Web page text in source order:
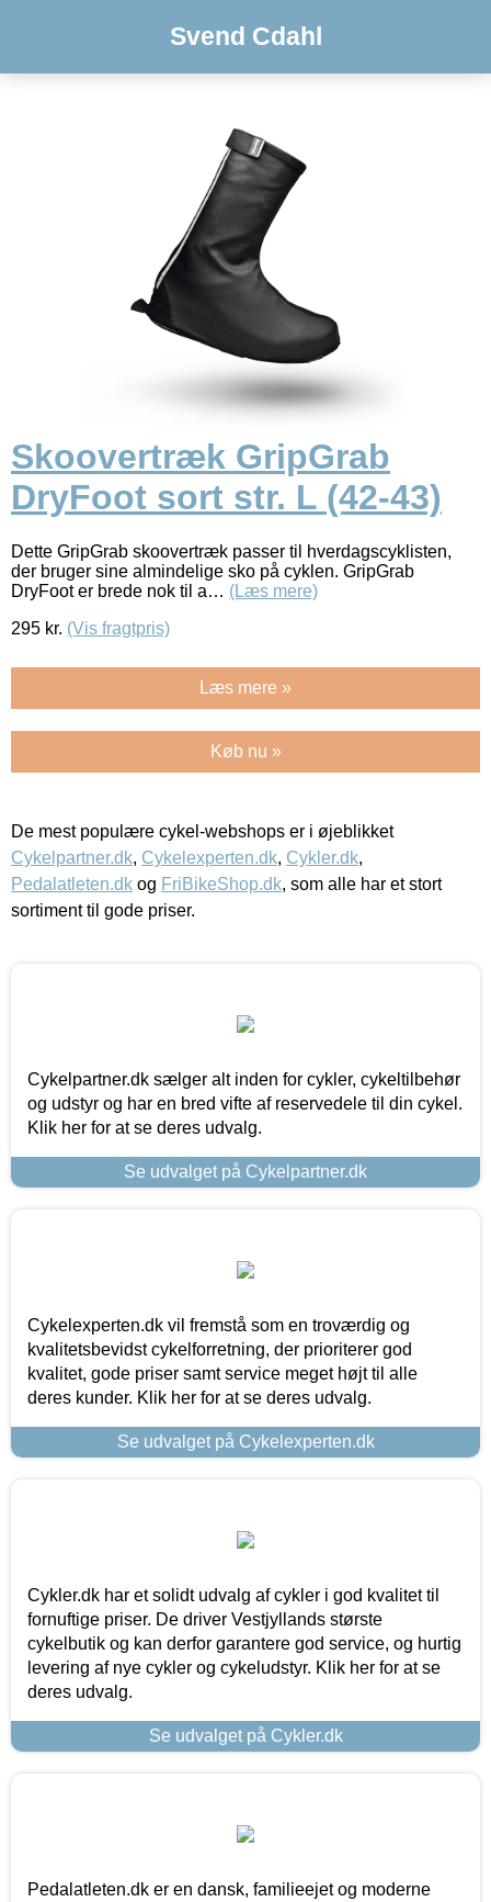
Svend Cdahl
Skoovertræk GripGrab
DryFoot sort str. L (42-43)
Dette GripGrab skoovertræk passer til hverdagscyklisten,
der bruger sine almindelige sko på cyklen. GripGrab
DryFoot er brede nok til a… (Læs mere)
295 kr. (Vis fragtpris)
Læs mere »
Køb nu »
De mest populære cykel-webshops er i øjeblikket
Cykelpartner.dk, Cykelexperten.dk, Cykler.dk,
Pedalatleten.dk og FriBikeShop.dk, som alle har et stort
sortiment til gode priser.
Cykelpartner.dk sælger alt inden for cykler, cykeltilbehør
og udstyr og har en bred vifte af reservedele til din cykel.
Klik her for at se deres udvalg.
Se udvalget på Cykelpartner.dk
Cykelexperten.dk vil fremstå som en troværdig og
kvalitetsbevidst cykelforretning, der prioriterer god
kvalitet, gode priser samt service meget højt til alle
deres kunder. Klik her for at se deres udvalg.
Se udvalget på Cykelexperten.dk
Cykler.dk har et solidt udvalg af cykler i god kvalitet til
fornuftige priser. De driver Vestjyllands største
cykelbutik og kan derfor garantere god service, og hurtig
levering af nye cykler og cykeludstyr. Klik her for at se
deres udvalg.
Se udvalget på Cykler.dk
Pedalatleten.dk er en dansk, familieejet og moderne